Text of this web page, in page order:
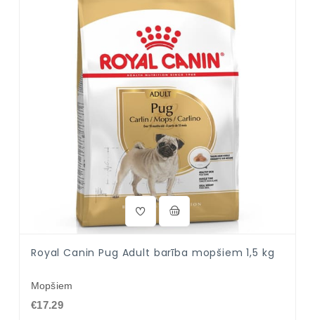
Royal Canin Pug Adult barība mopšiem 1,5 kg
Mopšiem
€17.29